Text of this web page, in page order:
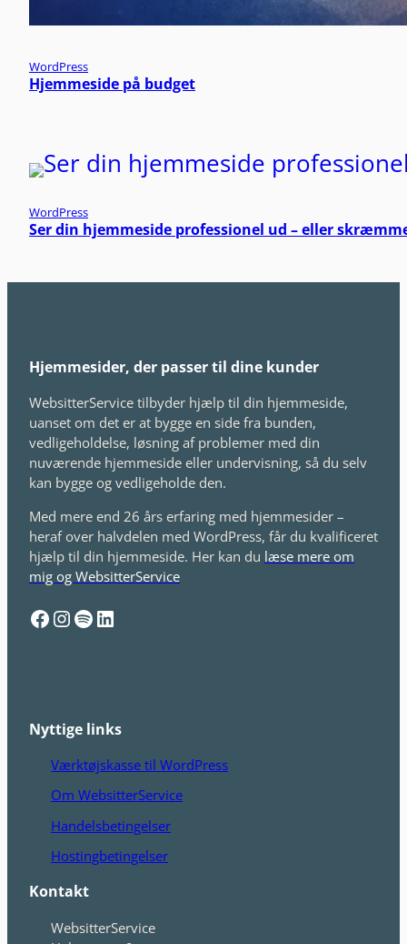
WordPress
Hjemmeside på budget
WordPress
Ser din hjemmeside professionel ud – eller
Hjemmesider, der passer til dine kunder
WebsitterService tilbyder hjælp til din hjemmeside,
uanset om det er at bygge en side fra bunden,
vedligeholdelse, løsning af problemer med din
nuværende hjemmeside eller undervisning, så du selv
kan bygge og vedligeholde den.
Med mere end 26 års erfaring med hjemmesider –
heraf over halvdelen med WordPress, får du kvalificeret
hjælp til din hjemmeside. Her kan du læse mere om
mig og WebsitterService
Facebook InstagramSpotify LinkedIn
Nyttige links
Værktøjskasse til WordPress
Om WebsitterService
Handelsbetingelser
Hostingbetingelser
Kontakt
WebsitterService